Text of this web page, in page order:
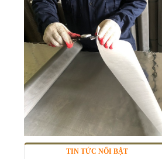
Lưới inox Kim Tín 304 hàn ô
6x6mm sợi 0.6mm khổ 1.2m
Mã SP: KTH3040625
Call
TIN TỨC NỔI BẬT